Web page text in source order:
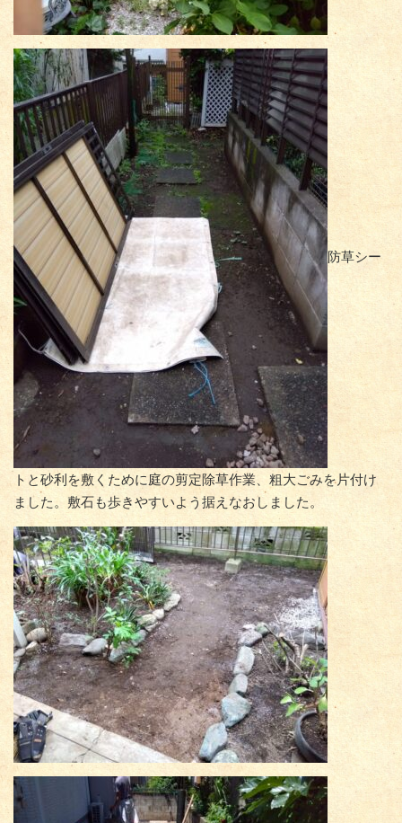
防草シー
トと砂利を敷くために庭の剪定除草作業、粗大ごみを片付け
ました。敷石も歩きやすいよう据えなおしました。